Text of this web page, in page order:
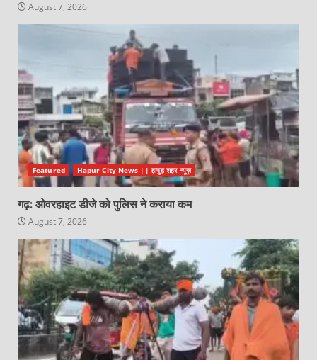
August 7, 2026
Featured Hapur City News || हापुड़ शहर न्यूज़
गढ़: ओवरहाइट डीजे को पुलिस ने कराया कम
August 7, 2026